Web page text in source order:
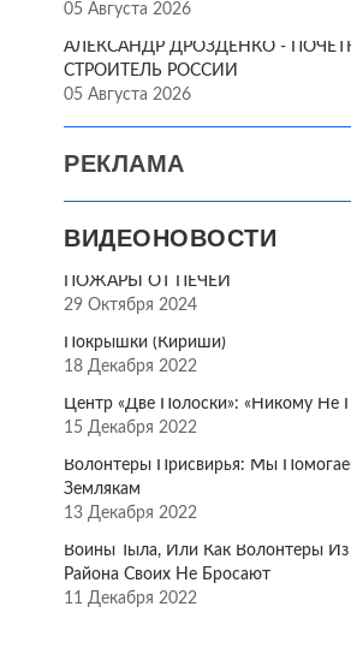
05 Августа 2026
АЛЕКСАНДР ДРОЗДЕНКО -
СТРОИТЕЛЬ РОССИИ
05 Августа 2026
РЕКЛАМА
ВИДЕОНОВОСТИ
ПОЖАРЫ ОТ ПЕЧЕЙ
29 Октября 2024
Покрышки (Кириши)
18 Декабря 2022
Центр «Две Полоски»: «Никому Не
15 Декабря 2022
Волонтёры Присвирья: Мы
Землякам
13 Декабря 2022
Воины Тыла, Или Как Волонтёры Из
Района Своих Не Бросают
11 Декабря 2022